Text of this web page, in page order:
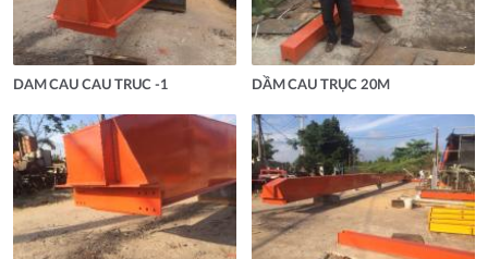
DAM CAU CAU TRUC -1 DẦM CAU TRỤC 20M